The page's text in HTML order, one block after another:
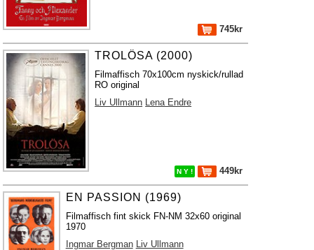
745kr
TROLÖSA (2000)
Filmaffisch 70x100cm nyskick/rullad
RO original
Liv Ullmann Lena Endre
N Y ! 449kr
EN PASSION (1969)
Filmaffisch fint skick FN-NM 32x60 original
1970
Ingmar Bergman Liv Ullmann